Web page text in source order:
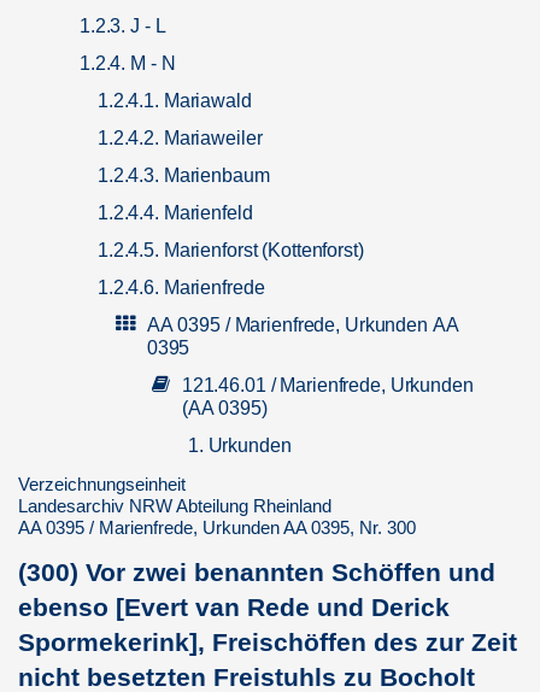
1.2.3. J - L
1.2.4. M - N
1.2.4.1. Mariawald
1.2.4.2. Mariaweiler
1.2.4.3. Marienbaum
1.2.4.4. Marienfeld
1.2.4.5. Marienforst (Kottenforst)
1.2.4.6. Marienfrede
AA 0395 / Marienfrede, Urkunden AA
0395
121.46.01 / Marienfrede, Urkunden
(AA 0395)
1. Urkunden
verstorbenen Hermann
Preys Sohn, bekundet, dass
Lancerade...
(2) Graf Dietrich von Kleve
überlässt einer Gesellschaft
namentlich genannter
Holländer das Ringe...
Verzeichnungseinheit
Landesarchiv NRW Abteilung Rheinland
AA 0395 / Marienfrede, Urkunden AA 0395, Nr. 300
(300) Vor zwei benannten Schöffen und
ebenso [Evert van Rede und Derick
Spormekerink], Freischöffen des zur Zeit
nicht besetzten Freistuhls zu Bocholt